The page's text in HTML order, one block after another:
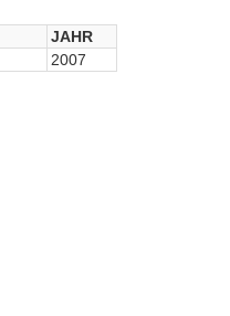
JAHR
2007